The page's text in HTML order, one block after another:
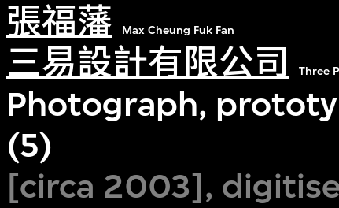
張福藩 Max Cheung Fuk Fan
三易設計有限公司 Three
Photograph,
(5)
[circa 2003],